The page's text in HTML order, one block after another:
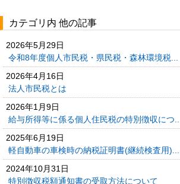
カテゴリ内 他の記事
2026年5月29日
令和8年度個人市民税・県民税・森林環境税...
2026年4月16日
法人市民税とは
2026年1月9日
給与所得等に係る個人住民税の特別徴収につ...
2025年6月19日
軽自動車の車検時の納税証明書(継続検査用)...
2024年10月31日
特別徴収税額通知書の受取方法について